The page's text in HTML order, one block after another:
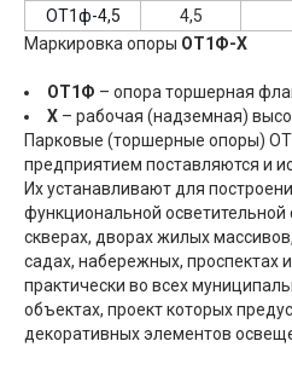
ОТ1ф-4,5
4,5
Маркировка опоры ОТ1Ф-Х
ОТ1Ф – опора торшерная
Х – рабочая (надземная)
Парковые (торшерные опоры)
предприятием поставляются и
Их устанавливают для
функциональной осветительной
скверах, дворах жилых
садах, набережных, проспектах
практически во всех
объектах, проект которых
декоративных элементов